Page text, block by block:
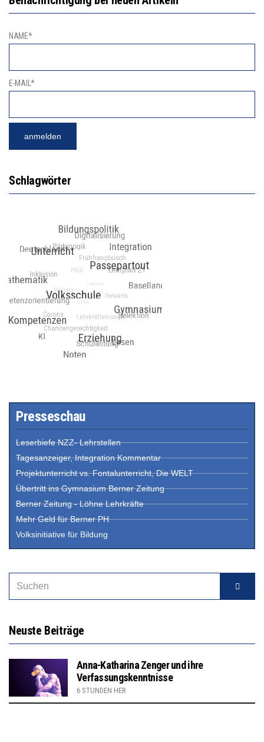
NAME*
E-MAIL*
Schlagwörter
Presseschau
Leserbiefe NZZ- Lehrstellen
Tagesanzeiger, Integration Kommentar
Projektunterricht vs. Fontalunterricht, Die WELT
Übertritt ins Gymnasium Berner Zeitung
Berner Zeitung - Löhne Lehrkräfte
Mehr Geld für Berner PH
Volksinitiative für Bildung
Neuste Beiträge
Anna-Katharina Zenger und ihre
Verfassungskenntnisse
6 STUNDEN HER